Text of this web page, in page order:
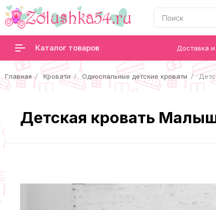
Каталог товаров Доставка и
Главная Кровати Односпальные детские кровати
Детская кровать